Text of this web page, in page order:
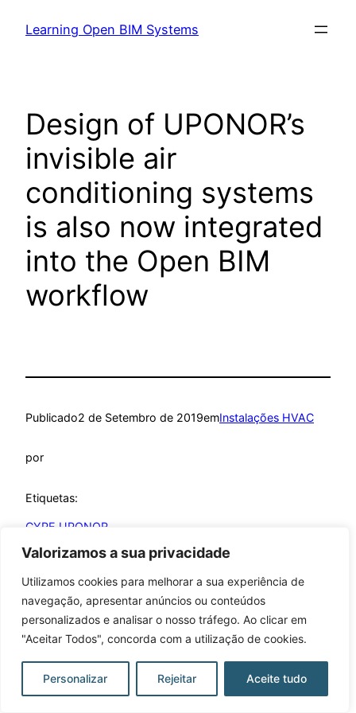
Valorizamos a sua privacidade
Utilizamos cookies para melhorar a sua experiência de
navegação, apresentar anúncios ou conteúdos
personalizados e analisar o nosso tráfego. Ao clicar em
"Aceitar Todos", concorda com a utilização de cookies.
Personalizar Rejeitar Aceite tudo
Learning Open BIM Systems
Design of UPONOR’s
invisible air
conditioning systems
is also now integrated
into the Open BIM
workflow
Publicado2 de Setembro de 2019emInstalações HVAC
por
Etiquetas:
CYPE UPONOR
Learning Open BIM Systems
Criado comWordPress